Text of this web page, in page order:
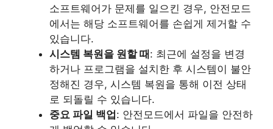
소프트웨어가 문제를 일으킨 경우, 안전모드
에서는 해당 소프트웨어를 손쉽게 제거할 수
있습니다.
시스템 복원을 원할 때 : 최근에 설정을 변경
하거나 프로그램을 설치한 후 시스템이 불안
정해진 경우, 시스템 복원을 통해 이전 상태
로 되돌릴 수 있습니다.
중요 파일 백업 : 안전모드에서 파일을 안전하